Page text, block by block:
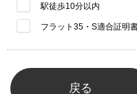
駅徒歩10分以内
フラット35・S適合証明
戻る